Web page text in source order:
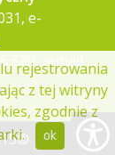
e-
530, e-mail:
rejestrowania
z tej witryny
zgodnie z
ok